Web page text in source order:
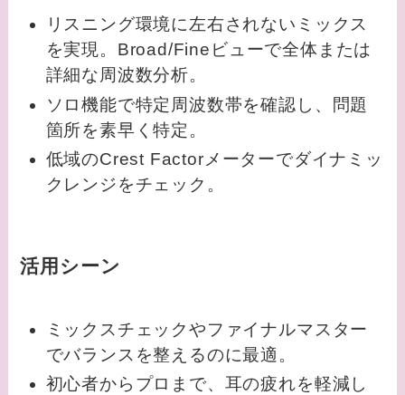
リスニング環境に左右されないミックス
を実現。Broad/Fineビューで全体または
詳細な周波数分析。
ソロ機能で特定周波数帯を確認し、問題
箇所を素早く特定。
低域のCrest Factorメーターでダイナミッ
クレンジをチェック。
活用シーン
ミックスチェックやファイナルマスター
でバランスを整えるのに最適。
初心者からプロまで、耳の疲れを軽減し